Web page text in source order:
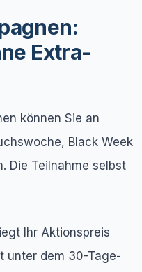
Extra-
können Sie an
Black Week
Die Teilnahme selbst
Ihr Aktionspreis
unter dem 30-Tage-